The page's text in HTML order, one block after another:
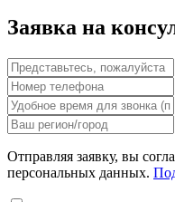
Заявка на
Отправляя заявку, вы
персональных данных.